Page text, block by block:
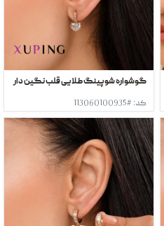
گوشواره شوپینگ طلایی قلب نگین دار
کد: #113060100935